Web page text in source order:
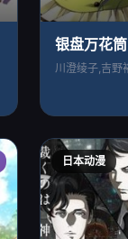
银盘万花筒
日本动漫